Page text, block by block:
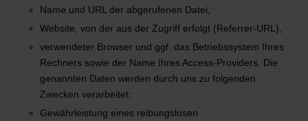
Name und URL der abgerufenen Datei,
Website, von der aus der Zugriff erfolgt (Referrer-URL),
verwendeter Browser und ggf. das Betriebssystem Ihres
Rechners sowie der Name Ihres Access-Providers. Die
genannten Daten werden durch uns zu folgenden
Zwecken verarbeitet:
Gewährleistung eines reibungslosen